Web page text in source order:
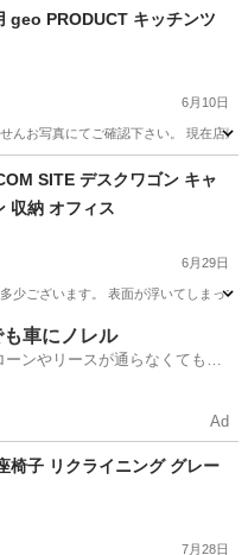
geo PRODUCT キッチンツ
6月10日
んお写真にてご確認下さい。 現在店
具
SITE デスクワゴン キャ
収納 オフィス
6月29日
少ございます。 表面が浮いてしまっ
ス用家具
車にノレル
ンやリースが通らなくてもク
Ad
椅子 リクライニング グレー
7月28日